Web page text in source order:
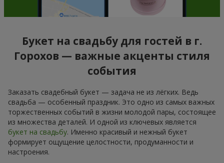
Букет на свадьбу для гостей в г.
Горохов — важные акценты стиля
события
Заказать свадебный букет — задача не из лёгких. Ведь
свадьба — особенный праздник. Это одно из самых важных
торжественных событий в жизни молодой пары, состоящее
из множества деталей. И одной из ключевых является
букет на свадьбу. Именно красивый и нежный букет
формирует ощущение целостности, продуманности и
настроения.